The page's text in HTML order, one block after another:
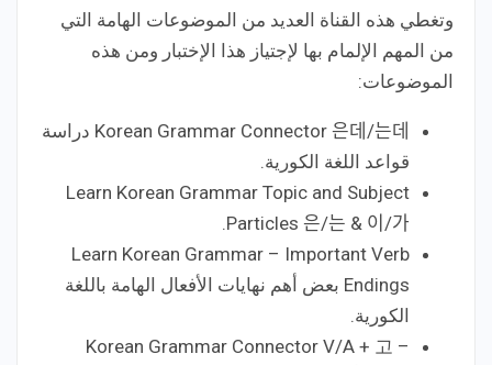
وتغطي هذه القناة العديد من الموضوعات الهامة التي
من المهم الإلمام بها لإجتياز هذا الإختبار ومن هذه
الموضوعات:
Korean Grammar Connector 은데/는데 دراسة
قواعد اللغة الكورية.
Learn Korean Grammar Topic and Subject
Particles 은/는 & 이/가.
Learn Korean Grammar – Important Verb
Endings بعض أهم نهايات الأفعال الهامة باللغة
الكورية.
Korean Grammar Connector V/A + 고 –